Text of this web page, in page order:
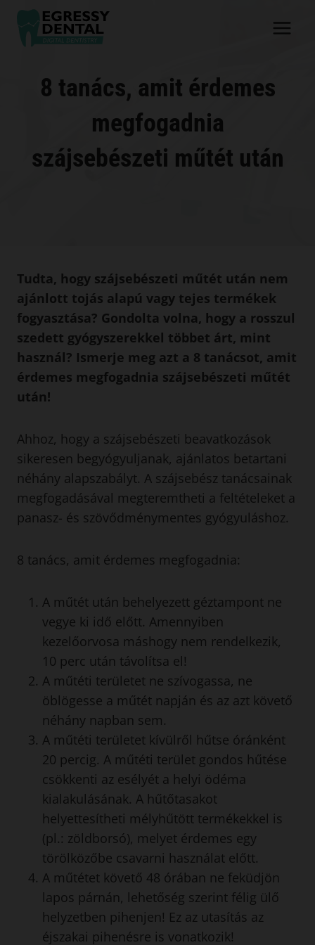
Skip
content
8 tanács, amit érdemes
megfogadnia
szájsebészeti műtét után
Tudta, hogy szájsebészeti műtét után nem
ajánlott tojás alapú vagy tejes termékek
fogyasztása? Gondolta volna, hogy a rosszul
szedett gyógyszerekkel többet árt, mint
használ? Ismerje meg azt a 8 tanácsot, amit
érdemes megfogadnia szájsebészeti műtét
után!
Ahhoz, hogy a szájsebészeti beavatkozások
sikeresen begyógyuljanak, ajánlatos betartani
néhány alapszabályt. A szájsebész tanácsainak
megfogadásával megteremtheti a feltételeket a
panasz- és szövődménymentes gyógyuláshoz.
8 tanács, amit érdemes megfogadnia:
A műtét után behelyezett géztampont ne
vegye ki idő előtt. Amennyiben
kezelőorvosa máshogy nem rendelkezik,
10 perc után távolítsa el!
A műtéti területet ne szívogassa, ne
öblögesse a műtét napján és az azt követő
néhány napban sem.
A műtéti területet kívülről hűtse óránként
20 percig. A műtéti terület gondos hűtése
csökkenti az esélyét a helyi ödéma
kialakulásának. A hűtőtasakot
helyettesítheti mélyhűtött termékekkel is
(pl.: zöldborsó), melyet érdemes egy
törölközőbe csavarni használat előtt.
A műtétet követő 48 órában ne feküdjön
lapos párnán, lehetőség szerint félig ülő
helyzetben pihenjen! Ez az utasítás az
éjszakai pihenésre is vonatkozik!